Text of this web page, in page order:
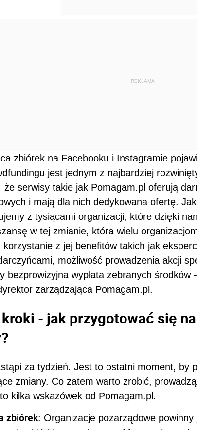
REKLAMA
zbiórek na Facebooku i Instagramie
jest jednym z najbardziej
że serwisy takie jak Pomagam.pl oferują
i mają dla nich dedykowana ofertę.
z tysiącami organizacji, które dzięki
w tej zmianie, która wielu
korzystanie z jej benefitów takich jak
możliwość prowadzenia akcji
bezprowizyjna wypłata zebranych środków
zarządzająca Pomagam.pl.
- jak przygotować się
za tydzień. Jest to ostatni moment, by
zmiany. Co zatem warto zrobić,
kilka wskazówek od Pomagam.pl.
zbiórek: Organizacje pozarządowe